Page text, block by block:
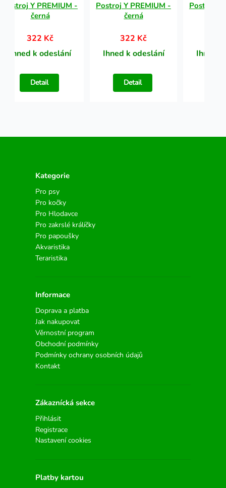
Postroj Y PREMIUM -
černá
322 Kč
Ihned k odeslání
Detail
Postroj Y PREMIUM -
černá
322 Kč
Ihned k odeslání
Detail
Postroj Y
Ihned
Kategorie
Pro psy
Pro kočky
Pro Hlodavce
Pro zakrslé králíčky
Pro papoušky
Akvaristika
Teraristika
Informace
Doprava a platba
Jak nakupovat
Věrnostní program
Obchodní podmínky
Podmínky ochrany osobních údajů
Kontakt
Zákaznícká sekce
Přihlásit
Registrace
Nastavení cookies
Platby kartou